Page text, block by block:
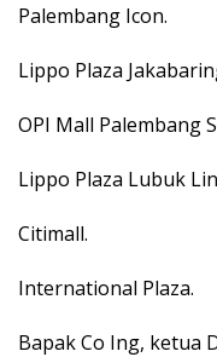
Palembang Icon.
Lippo Plaza
OPI Mall Palembang
Lippo Plaza Lubuk
Citimall.
International Plaza.
Bapak Co Ing, ketua